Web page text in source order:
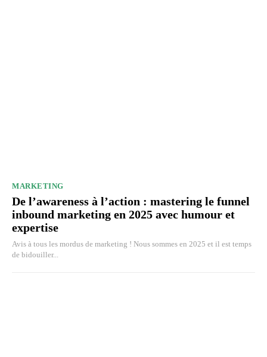
MARKETING
De l’awareness à l’action : mastering le funnel
inbound marketing en 2025 avec humour et
expertise
Avis à tous les mordus de marketing ! Nous sommes en 2025 et il est temps
de bidouiller...